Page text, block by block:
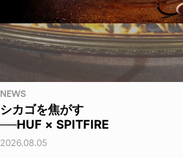
NEWS
シカゴを焦がす
──HUF × SPITFIRE
2026.08.05